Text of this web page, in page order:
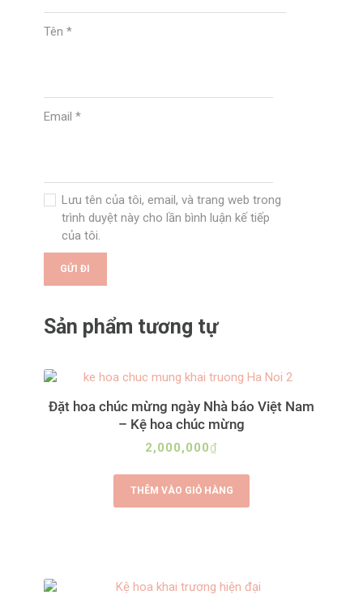
Tên *
Email *
Lưu tên của tôi, email, và trang web trong
trình duyệt này cho lần bình luận kế tiếp
của tôi.
Sản phẩm tương tự
Đặt hoa chúc mừng ngày Nhà báo Việt Nam
– Kệ hoa chúc mừng
2,000,000₫
THÊM VÀO GIỎ HÀNG